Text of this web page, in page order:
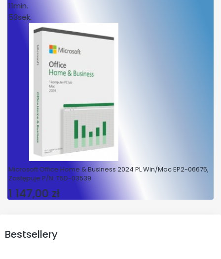
11min.
53sek.
Microsoft Office Home & Business 2024 PL Win/Mac EP2-06675,
Zastępuje P/N: T5D-03539
Cena
1 147,00 zł
Bestsellery